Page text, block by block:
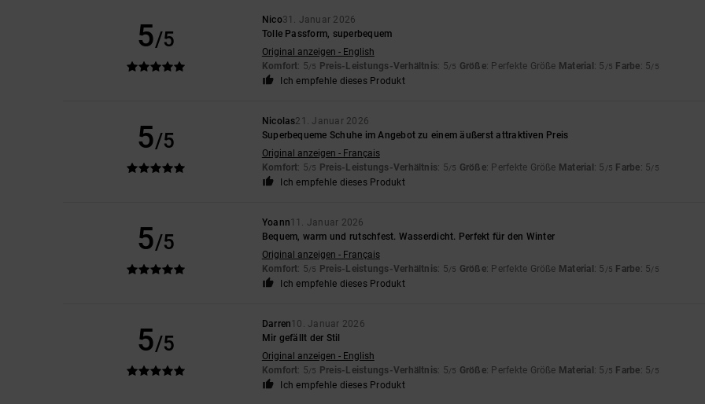
5/5
Nico31. Januar 2026
Tolle Passform, superbequem
Original anzeigen - English
Komfort: 5/5 Preis-Leistungs-Verhältnis: 5/5 Größe: Perfekte Größe Material: 5 /5 Farbe: 5/5
Ich empfehle dieses Produkt
5/5
Nicolas21. Januar 2026
Superbequeme Schuhe im Angebot zu einem äußerst attraktiven Preis
Original anzeigen - Français
Komfort: 5/5 Preis-Leistungs-Verhältnis: 5/5 Größe: Perfekte Größe Material: 5 /5 Farbe: 5/5
Ich empfehle dieses Produkt
5/5
Yoann11. Januar 2026
Bequem, warm und rutschfest. Wasserdicht. Perfekt für den Winter
Original anzeigen - Français
Komfort: 5/5 Preis-Leistungs-Verhältnis: 5/5 Größe: Perfekte Größe Material: 5 /5 Farbe: 5/5
Ich empfehle dieses Produkt
5/5
Darren10. Januar 2026
Mir gefällt der Stil
Original anzeigen - English
Komfort: 5/5 Preis-Leistungs-Verhältnis: 5/5 Größe: Perfekte Größe Material: 5 /5 Farbe: 5/5
Ich empfehle dieses Produkt